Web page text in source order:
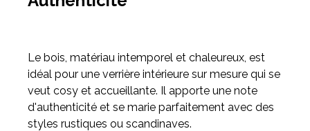
Le bois, matériau intemporel et chaleureux, est
idéal pour une verrière intérieure sur mesure qui se
veut cosy et accueillante. Il apporte une note
d'authenticité et se marie parfaitement avec des
styles rustiques ou scandinaves.